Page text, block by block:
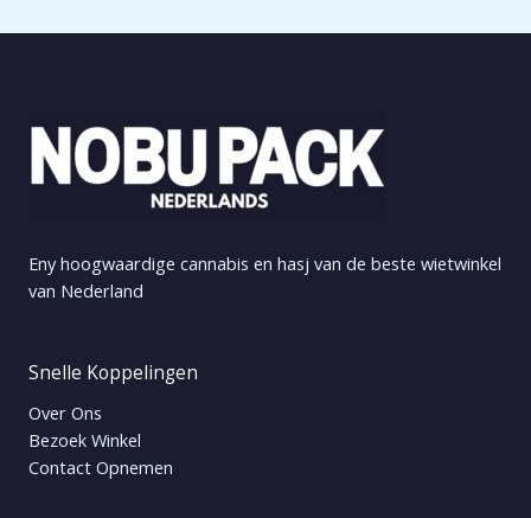
Eny hoogwaardige cannabis en hasj van de beste wietwinkel
van Nederland
Snelle Koppelingen
Over Ons
Bezoek Winkel
Contact Opnemen